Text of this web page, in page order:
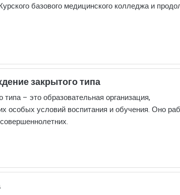
базового медицинского колледжа и
закрытого типа
– это образовательная организация,
особых условий воспитания и обучения. Оно